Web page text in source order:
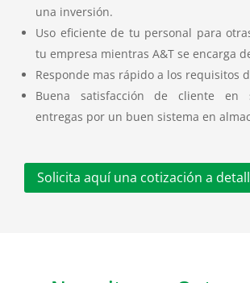
una inversión.
Uso eficiente de tu personal para
tu empresa mientras A&T se encarga
Responde mas rápido a los requisitos
Buena satisfacción de cliente en
entregas por un buen sistema en
Solicita aquí una cotización a